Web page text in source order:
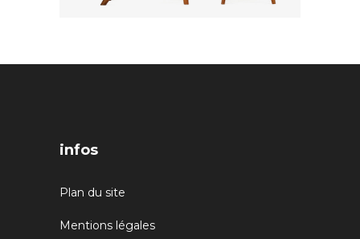
infos
Plan du site
Mentions légales